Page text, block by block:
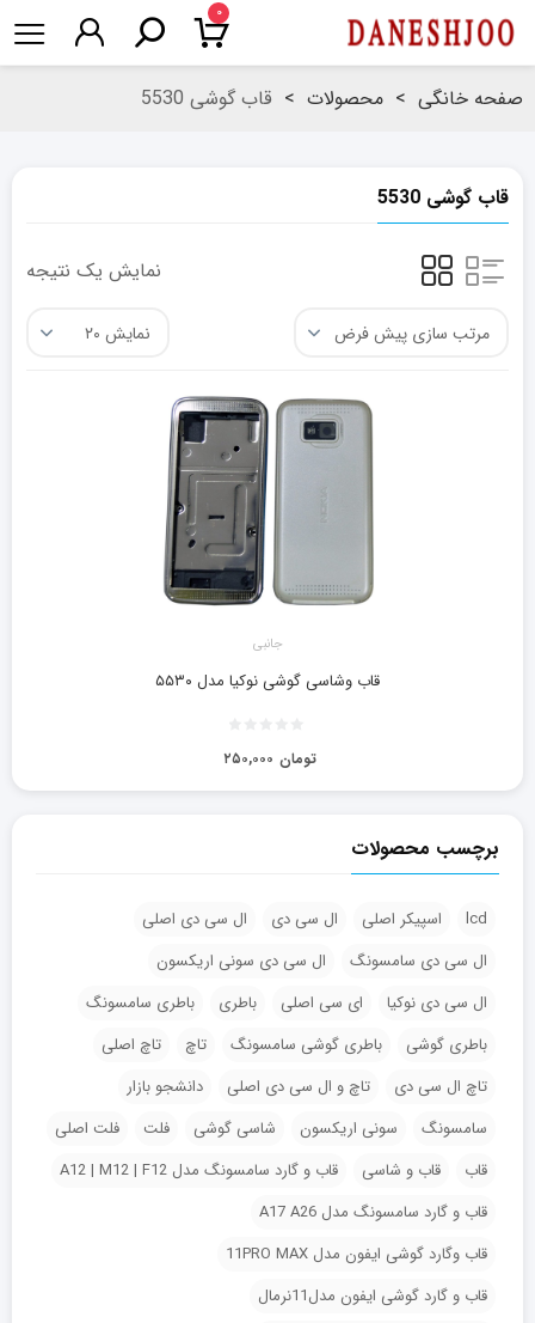
۰
صفحه خانگی > محصولات > قاب گوشی 5530
قاب گوشی 5530
نمایش یک نتیجه
جانبی
قاب وشاسی گوشی نوکیا مدل ۵۵۳۰
۲۵۰,۰۰۰ تومان
برچسب محصولات
lcd اسپیکر اصلی ال سی دی
ال سی دی اصلی
ال سی دی سامسونگ
ال سی دی سونی اریکسون
ال سی دی نوکیا
ای سی اصلی باطری
باطری سامسونگ
باطری گوشی
باطری گوشی سامسونگ تاچ
تاچ اصلی
تاچ ال سی دی
تاچ و ال سی دی اصلی
دانشجو بازار
سامسونگ
سونی اریکسون شاسی گوشی فلت
فلت اصلی
قاب
قاب و شاسی
قاب و گارد سامسونگ مدل A12 | M12 | F12
قاب و گارد سامسونگ مدل A17 A26
قاب وگارد گوشی ایفون مدل 11PRO MAX
قاب و گارد گوشی ایفون مدل11نرمال